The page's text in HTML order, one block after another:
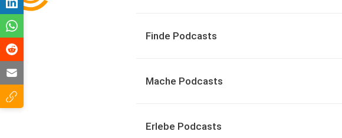
Finde Podcasts
Mache Podcasts
Erlebe Podcasts